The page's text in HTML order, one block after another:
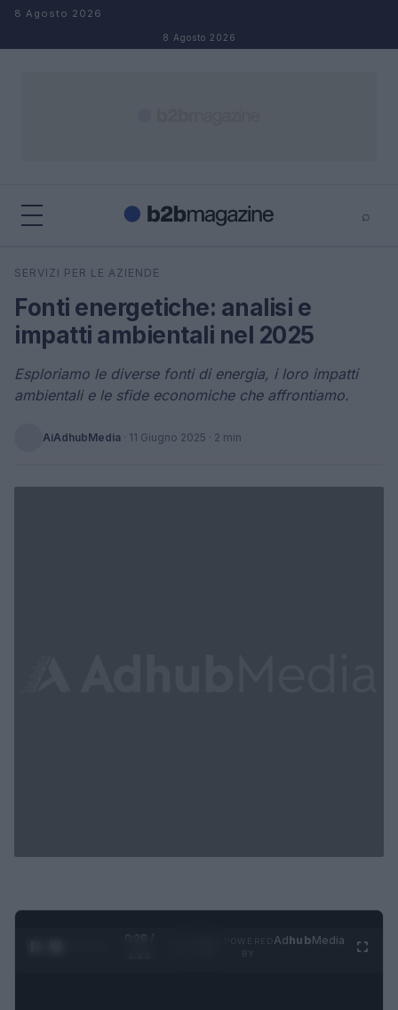
Salta al contenuto
8 Agosto 2026
8 Agosto 2026
⌕
Cerca
SERVIZI PER LE AZIENDE
Fonti energetiche: analisi e
impatti ambientali nel 2025
Esploriamo le diverse fonti di energia, i loro impatti
ambientali e le sfide economiche che affrontiamo.
AiAdhubMedia · 11 Giugno 2025 · 2 min
0:28 /
AdhubMedia